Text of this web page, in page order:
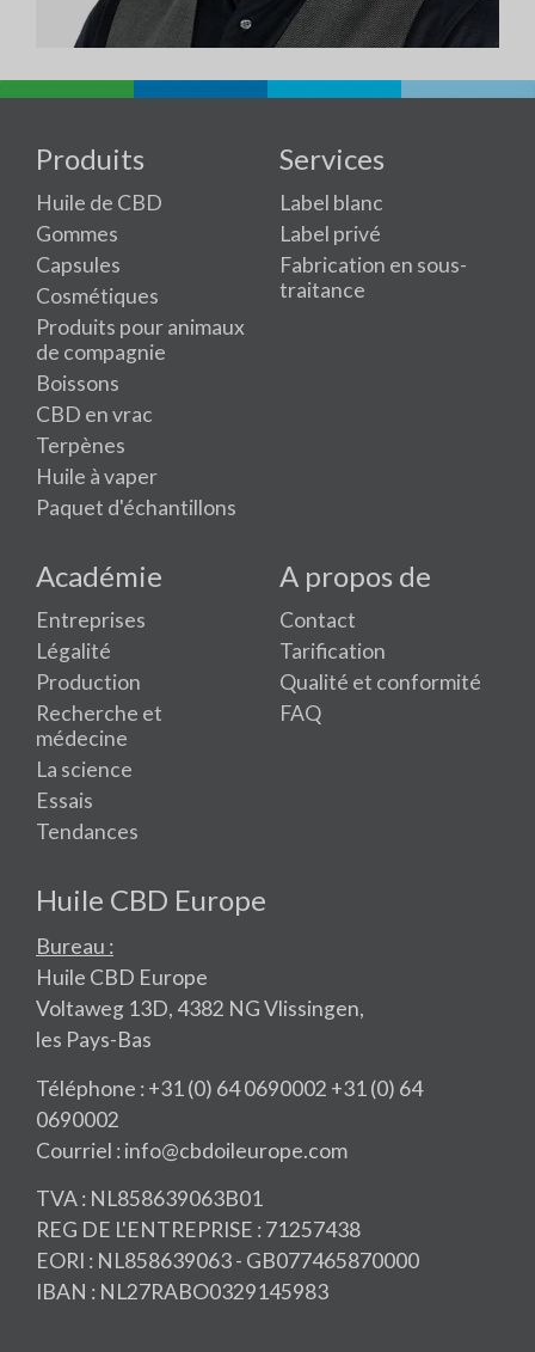
Produits
Huile de CBD
Gommes
Capsules
Cosmétiques
Produits pour animaux
de compagnie
Boissons
CBD en vrac
Terpènes
Huile à vaper
Paquet d'échantillons
Services
Label blanc
Label privé
Fabrication en sous-
traitance
Académie
Entreprises
Légalité
Production
Recherche et
médecine
La science
Essais
Tendances
A propos de
Contact
Tarification
Qualité et conformité
FAQ
Huile CBD Europe
Bureau :
Huile CBD Europe
Voltaweg 13D, 4382 NG Vlissingen,
les Pays-Bas
Téléphone : +31 (0) 64 0690002 +31 (0) 64
0690002
Courriel : info@cbdoileurope.com
TVA : NL858639063B01
REG DE L'ENTREPRISE : 71257438
EORI : NL858639063 - GB077465870000
IBAN : NL27RABO0329145983